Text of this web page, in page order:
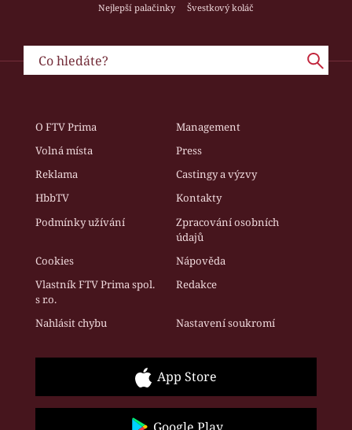
Nejlepší palačinky
Švestkový koláč
O FTV Prima
Management
Volná místa
Press
Reklama
Castingy a výzvy
HbbTV
Kontakty
Podmínky užívání
Zpracování osobních
údajů
Cookies
Nápověda
Vlastník FTV Prima spol.
s r.o.
Redakce
Nahlásit chybu Nastavení soukromí
App Store